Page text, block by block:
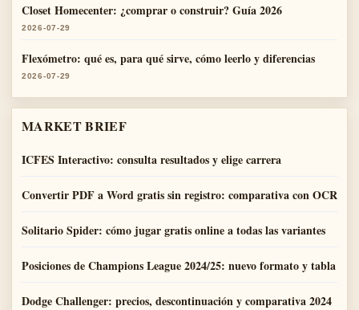
Closet Homecenter: ¿comprar o construir? Guía 2026
2026-07-29
Flexómetro: qué es, para qué sirve, cómo leerlo y diferencias
2026-07-29
MARKET BRIEF
ICFES Interactivo: consulta resultados y elige carrera
Convertir PDF a Word gratis sin registro: comparativa con OCR
Solitario Spider: cómo jugar gratis online a todas las variantes
Posiciones de Champions League 2024/25: nuevo formato y tabla
Dodge Challenger: precios, descontinuación y comparativa 2024